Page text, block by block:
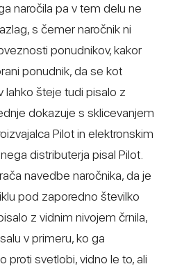
naročila pa v tem delu ne
s čemer naročnik ni
ponudnikov, kakor
ponudnik, da se kot
lahko šteje tudi pisalo z
dokazuje s sklicevanjem
Pilot in elektronskim
distributerja pisal Pilot.
navedbe naročnika, da je
pod zaporedno številko
z vidnim nivojem črnila,
v primeru, ko ga
proti svetlobi, vidno le to, ali